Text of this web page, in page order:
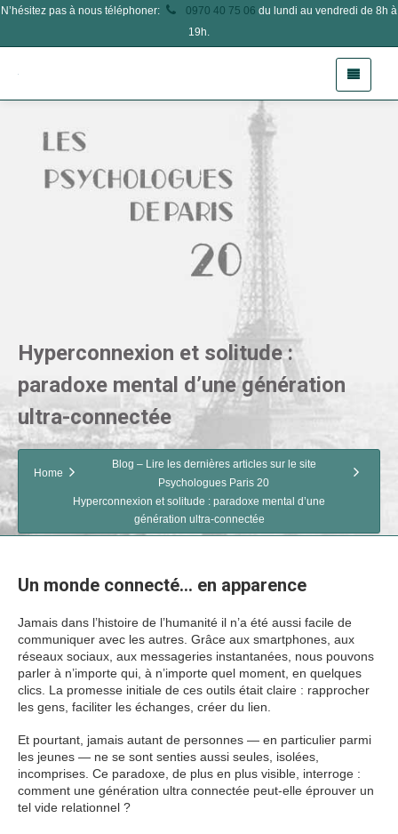
N’hésitez pas à nous téléphoner: 0970 40 75 06 du lundi au vendredi de 8h à
19h.
Hyperconnexion et solitude :
paradoxe mental d’une génération
ultra-connectée
Home
Blog – Lire les dernières articles sur le site
Psychologues Paris 20
Hyperconnexion et solitude : paradoxe mental d’une
génération ultra-connectée
Un monde connecté… en apparence
Jamais dans l’histoire de l’humanité il n’a été aussi facile de
communiquer avec les autres. Grâce aux smartphones, aux
réseaux sociaux, aux messageries instantanées, nous pouvons
parler à n’importe qui, à n’importe quel moment, en quelques
clics. La promesse initiale de ces outils était claire : rapprocher
les gens, faciliter les échanges, créer du lien.
Et pourtant, jamais autant de personnes — en particulier parmi
les jeunes — ne se sont senties aussi seules, isolées,
incomprises. Ce paradoxe, de plus en plus visible, interroge :
comment une génération ultra connectée peut-elle éprouver un
tel vide relationnel ?